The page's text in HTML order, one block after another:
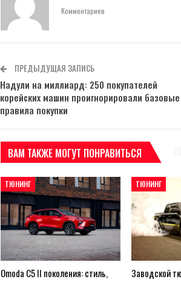
Комментариев
ПРЕДЫДУЩАЯ ЗАПИСЬ
Надули на миллиард: 250 покупателей
корейских машин проигнорировали базовые
правила покупки
ВАМ ТАКЖЕ МОГУТ ПОНРАВИТЬСЯ
ТЮНИНГ
Omoda C5 II поколения: стиль,
ТЮНИНГ
Заводской